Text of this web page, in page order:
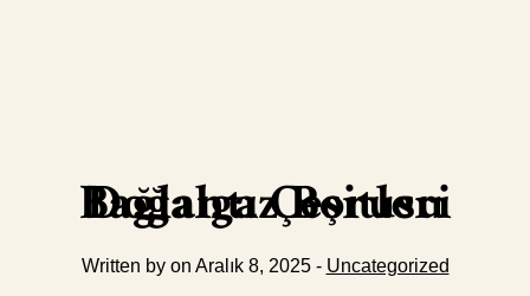
Doğalgaz Borusu Bağlantı Çeşitleri
Written by on Aralık 8, 2025 - Uncategorized